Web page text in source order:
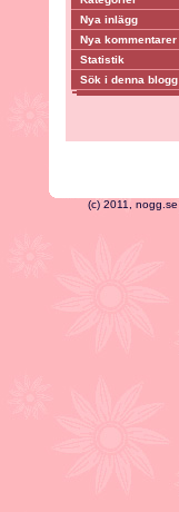
Nya inlägg
Nya kommentarer
Statistik
Sök i denna blogg
(c) 2011,